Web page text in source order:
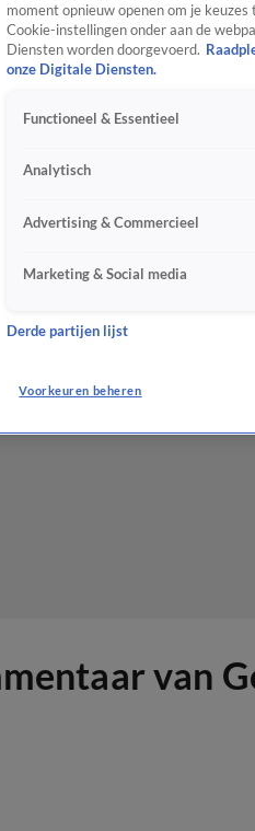
van
moment opnieuw openen om je
Cookie-instellingen onder aan de
Diensten worden doorgevoerd.
onze Digitale Diensten.
Functioneel & Essentieel
Analytisch
Advertising & Commercieel
Marketing & Social media
Derde partijen lijst
Voorkeuren beheren